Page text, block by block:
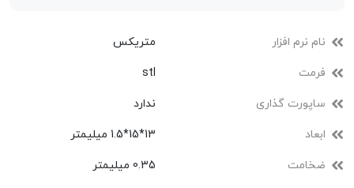
نام نرم افزار متریکس
فرمت stl
ساپورت گذاری ندارد
ابعاد 13*15*1.5 میلیمتر
ضخامت 0.35 میلیمتر